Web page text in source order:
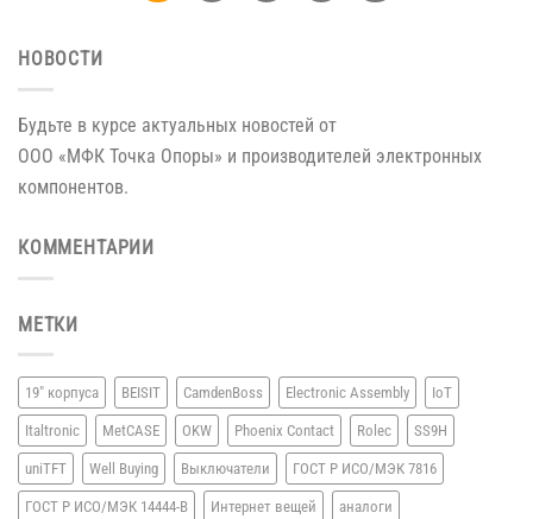
НОВОСТИ
Будьте в курсе актуальных новостей от
ООО «МФК Точка Опоры» и производителей электронных
компонентов.
КОММЕНТАРИИ
МЕТКИ
19" корпуса BEISIT CamdenBoss Electronic Assembly IoT
Italtronic MetCASE OKW Phoenix Contact Rolec SS9H
uniTFT Well Buying Выключатели ГОСТ Р ИСО/МЭК 7816
ГОСТ Р ИСО/МЭК 14444-В Интернет вещей аналоги